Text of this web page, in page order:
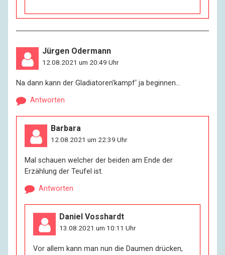
Jürgen Odermann
12.08.2021 um 20:49 Uhr
Na dann kann der Gladiatoren’kampf‘ ja beginnen…
Antworten
Barbara
12.08.2021 um 22:39 Uhr
Mal schauen welcher der beiden am Ende der
Erzählung der Teufel ist.
Antworten
Daniel Vosshardt
13.08.2021 um 10:11 Uhr
Vor allem kann man nun die Daumen drücken,